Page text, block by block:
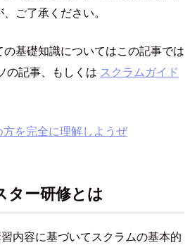
ご了承ください。
基礎知識についてはこの記事では
の記事、もしくは スクラムガイド
を完全に理解しようぜ
ター研修とは
内容に基づいてスクラムの基本的